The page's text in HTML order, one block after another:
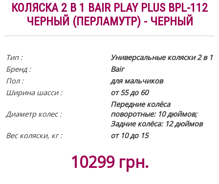
КОЛЯСКА 2 В 1 BAIR PLAY PLUS BPL-112
ЧЕРНЫЙ (ПЕРЛАМУТР) - ЧЕРНЫЙ
Тип :
Универсальные коляски 2 в 1
Бренд :
Bair
Пол :
для мальчиков
Ширина шасси :
от 55 до 60
Диаметр колес :
Передние колёса
поворотные: 10 дюймов;
Задние колёса: 12 дюймов
Вес коляски, кг :
от 10 до 15
10299 грн.